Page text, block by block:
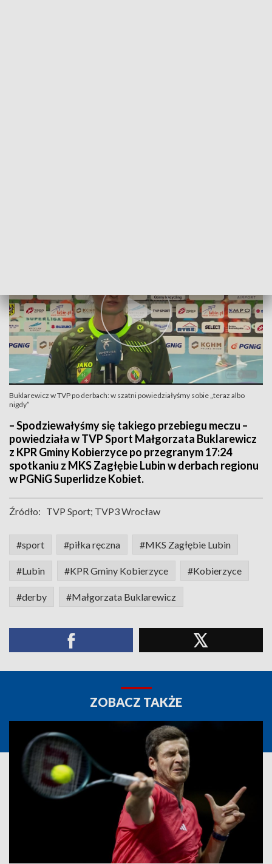
Buklarewicz w TVP po derbach: w szatni powiedziałyśmy sobie „teraz albo
nigdy”
– Spodziewałyśmy się takiego przebiegu meczu –
powiedziała w TVP Sport Małgorzata Buklarewicz
z KPR Gminy Kobierzyce po przegranym 17:24
spotkaniu z MKS Zagłębie Lubin w derbach regionu
w PGNiG Superlidze Kobiet.
Źródło: TVP Sport; TVP3 Wrocław
#sport #piłka ręczna #MKS Zagłębie Lubin
#Lubin #KPR Gminy Kobierzyce #Kobierzyce
#derby #Małgorzata Buklarewicz
ZOBACZ TAKŻE